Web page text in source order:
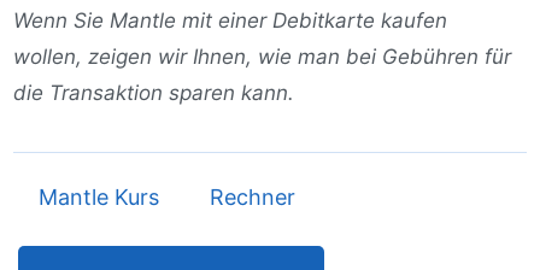
Wenn Sie Mantle mit einer Debitkarte kaufen
wollen, zeigen wir Ihnen, wie man bei Gebühren für
die Transaktion sparen kann.
Mantle Kurs Rechner